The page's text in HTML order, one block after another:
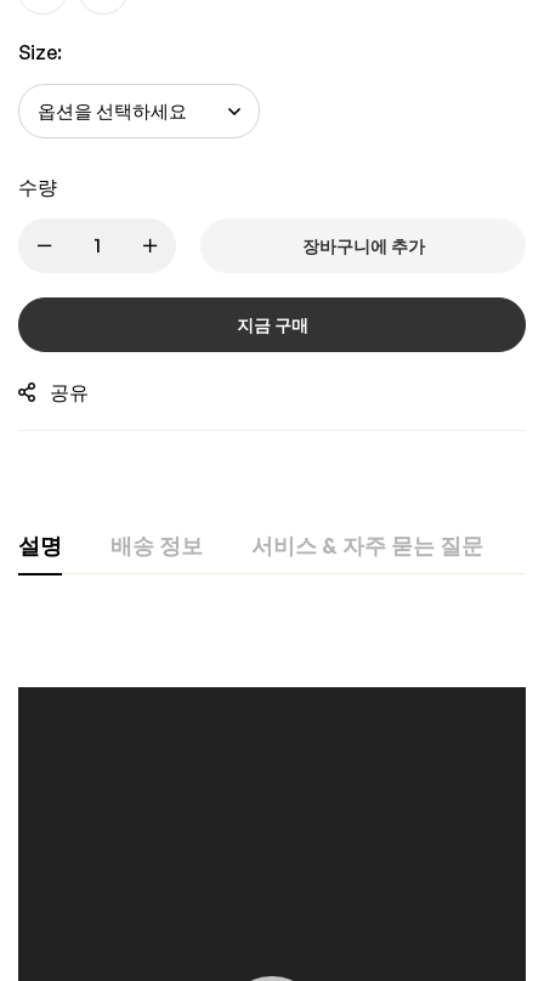
Size:
수량
장바구니에 추가
지금 구매
공유
설명 배송 정보 서비스 & 자주 묻는 질문